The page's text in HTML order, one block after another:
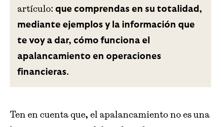
artículo: que comprendas en su totalidad,
mediante ejemplos y la información que
te voy a dar, cómo funciona el
apalancamiento en operaciones
financieras.
Ten en cuenta que, el apalancamiento no es una